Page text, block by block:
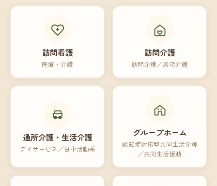
訪問看護
医療・介護
訪問介護
訪問介護／居宅介護
通所介護・生活介護
デイサービス／日中活動系
グループホーム
認知症対応型共同生活介護
／共同生活援助